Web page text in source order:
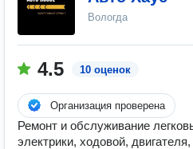
Вологда
4.5 10 оценок
Организация проверена
Ремонт и обслуживание
электрики, ходовой,